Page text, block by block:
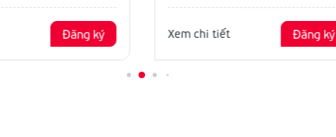
Đăng ký Xem chi tiết Đăng ký